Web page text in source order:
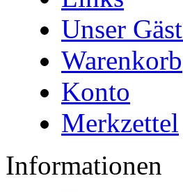
Unser
Warenkorb
Konto
Merkzettel
Informationen